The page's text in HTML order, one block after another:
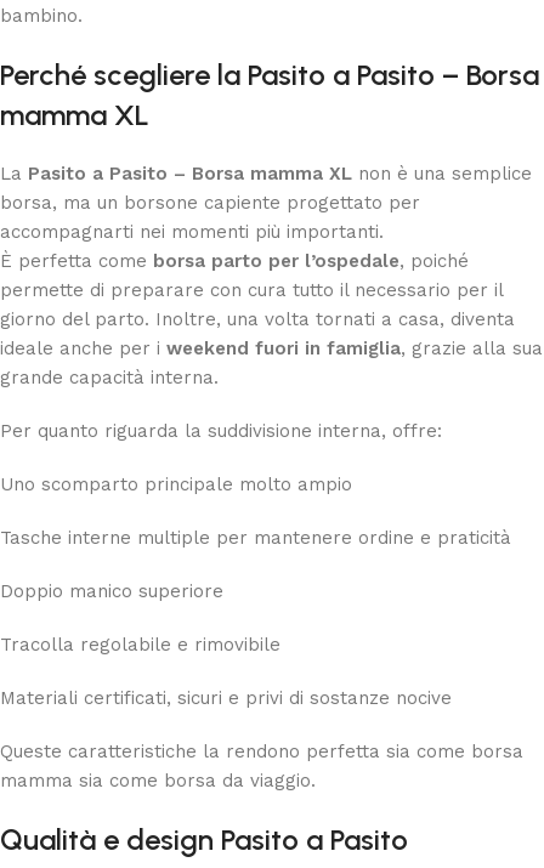
bambino.
Perché scegliere la Pasito a Pasito – Borsa
mamma XL
La Pasito a Pasito – Borsa mamma XL non è una semplice
borsa, ma un borsone capiente progettato per
accompagnarti nei momenti più importanti.
È perfetta come borsa parto per l’ospedale, poiché
permette di preparare con cura tutto il necessario per il
giorno del parto. Inoltre, una volta tornati a casa, diventa
ideale anche per i weekend fuori in famiglia, grazie alla sua
grande capacità interna.
Per quanto riguarda la suddivisione interna, offre:
Uno scomparto principale molto ampio
Tasche interne multiple per mantenere ordine e praticità
Doppio manico superiore
Tracolla regolabile e rimovibile
Materiali certificati, sicuri e privi di sostanze nocive
Queste caratteristiche la rendono perfetta sia come borsa
mamma sia come borsa da viaggio.
Qualità e design Pasito a Pasito